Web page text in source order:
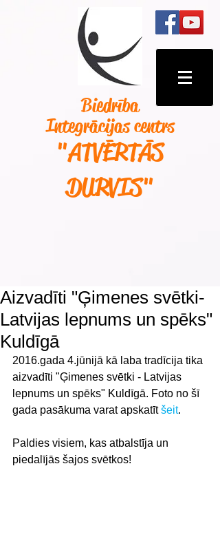
Biedrība
Integrācijas centrs
"ATVĒRTĀS
DURVIS"
Aizvadīti "Ģimenes svētki-
Latvijas lepnums un spēks"
Kuldīgā
2016.gada 4.jūnijā kā laba tradīcija tika
aizvadīti "Ģimenes svētki - Latvijas
lepnums un spēks" Kuldīgā. Foto no šī
gada pasākuma varat apskatīt šeit.
Paldies visiem, kas atbalstīja un
piedalījās šajos svētkos!